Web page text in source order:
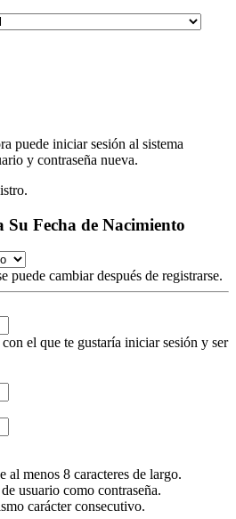
puede iniciar sesión al sistema
y contraseña nueva.
Fecha de Nacimiento
puede cambiar después de registrarse.
el que te gustaría iniciar sesión y ser
al menos 8 caracteres de largo.
usuario como contraseña.
carácter consecutivo.